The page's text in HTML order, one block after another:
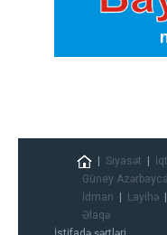
Siyasət
Güney
İdman
Layihə
Əlaqə